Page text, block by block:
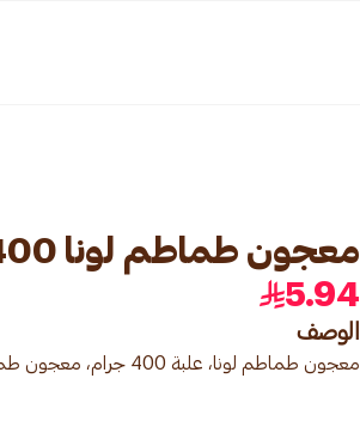
معجون طماطم لونا 400 جرام
5.94
الوصف
معجون طماطم لونا، علبة 400 جرام، معجون طماطم مركز للطبخ.